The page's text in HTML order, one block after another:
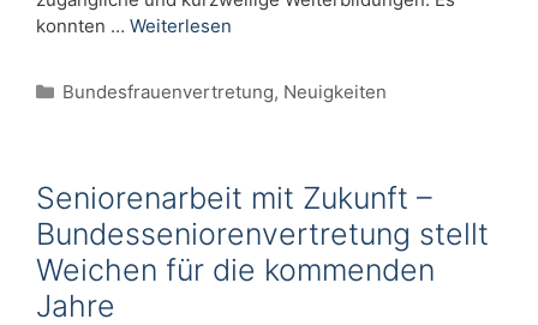
konnten … Weiterlesen
Kategorien
Bundesfrauenvertretung, Neuigkeiten
Seniorenarbeit mit Zukunft –
Bundesseniorenvertretung stellt
Weichen für die kommenden
Jahre